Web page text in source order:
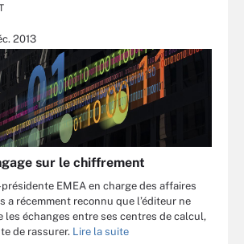
2013
sur le chiffrement
EMEA en charge des affaires
a récemment reconnu que l’éditeur ne
les échanges entre ses centres de calcul,
de rassurer. Lire la suite